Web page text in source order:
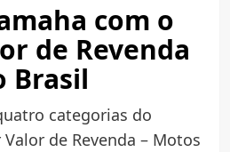
com o
de Revenda
Brasil
categorias do
de Revenda – Motos